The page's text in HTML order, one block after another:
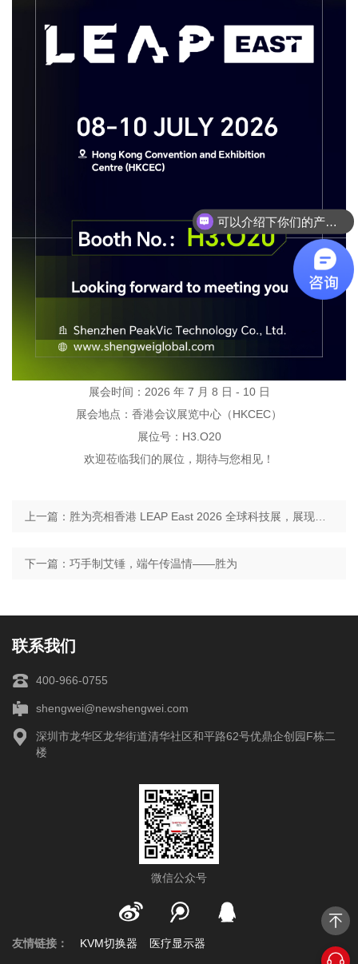
展会时间：2026 年 7 月 8 日 - 10 日
展会地点：香港会议展览中心（HKCEC）
展位号：H3.O20
欢迎莅临我们的展位，期待与您相见！
下一篇：巧手制艾锤，端午传温情——胜为
联系我们
400-966-0755
shengwei@newshengwei.com
深圳市龙华区龙华街道清华社区和平路62号优鼎企创园F栋二
楼
微信公众号
友情链接： KVM切换器 医疗显示器
可以介绍下你们的产品么